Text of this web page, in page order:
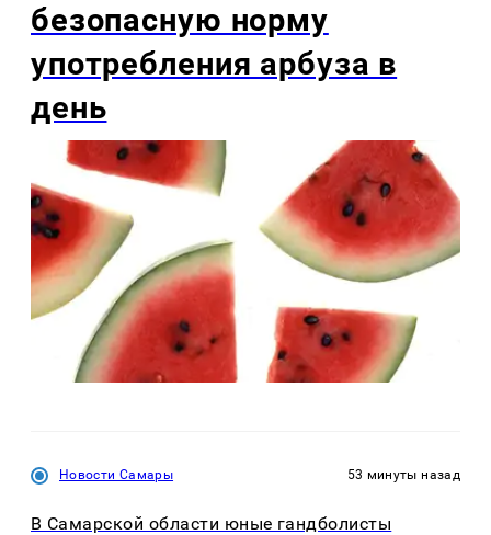
безопасную норму
употребления арбуза в
день
Новости Самары 53 минуты назад
В Самарской области юные гандболисты